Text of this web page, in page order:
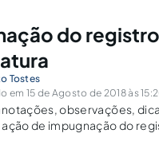
do
Tostes
em 15 de Agosto de 2018 às
observações,
de impugnação do